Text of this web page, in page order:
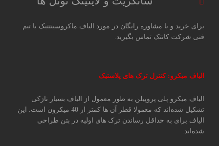
برای خرید و یا مشاوره رایگان در مورد الیاف ماکروسینتتیک با تیم
فنی شرکت کانتک تماس بگیرید.
الیاف میکرو: کنترل ترک های پلاستیک
الیاف میکرو پلی پروپیلن به طور معمول از الیاف بسیار نازکی
تشکیل شده‌اند که معمولا قطر آن ‌ها کمتر از 40 میکرون است. این
الیاف برای به حداقل رساندن ترک های اولیه در بتن طراحی
شده‌اند.